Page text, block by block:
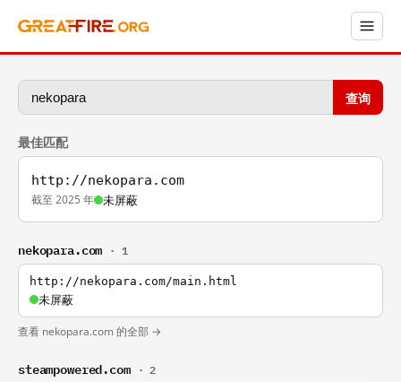
查询
最佳匹配
http://nekopara.com
截至 2025 年 未屏蔽
nekopara.com · 1
http://nekopara.com/main.html
未屏蔽
查看 nekopara.com 的全部 →
steampowered.com · 2